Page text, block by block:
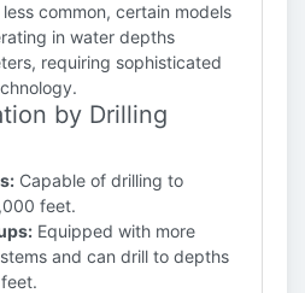
less common, certain models
in water depths
requiring sophisticated
by Drilling
Capable of drilling to
feet.
Equipped with more
and can drill to depths